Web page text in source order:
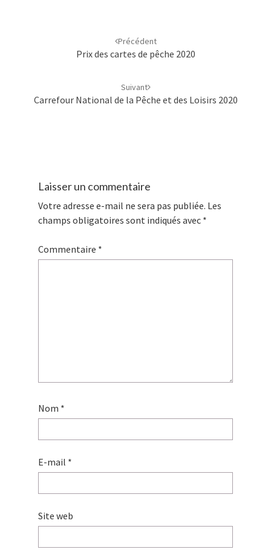
Précédent
Prix des cartes de pêche 2020
Suivant
Carrefour National de la Pêche et des Loisirs 2020
Laisser un commentaire
Votre adresse e-mail ne sera pas publiée. Les
champs obligatoires sont indiqués avec *
Commentaire *
Nom *
E-mail *
Site web